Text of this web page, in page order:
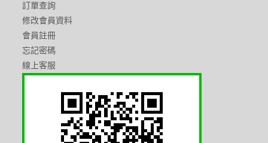
訂單查詢
修改會員資料
會員註冊
忘記密碼
線上客服